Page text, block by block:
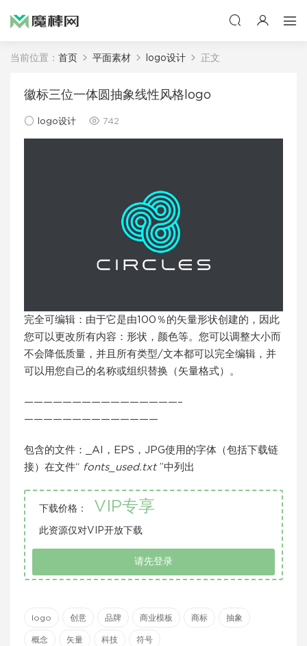
当前位置： 首页 平面素材 logo设计 正文
徽标三位一体圆抽象线性风格logo
logo设计 742
完全可编辑：由于它是由100％的矢量形状创建的，因此
您可以更改所有内容：形状，颜色等。您可以调整大小而
不会降低质量，并且所有类型/文本都可以完全编辑，并
可以用您自己的名称或组织替换（矢量格式）。
————————————————–
——————————————
包含的文件：_AI，EPS，JPG使用的字体（包括下载链
接）在文件“ fonts_used.txt”中列出
下载价格： VIP专享
此资源仅对VIP开放下载
请先登录
logo 创意 品牌 商业模板 商标 抽象
概念 矢量 科技 符号